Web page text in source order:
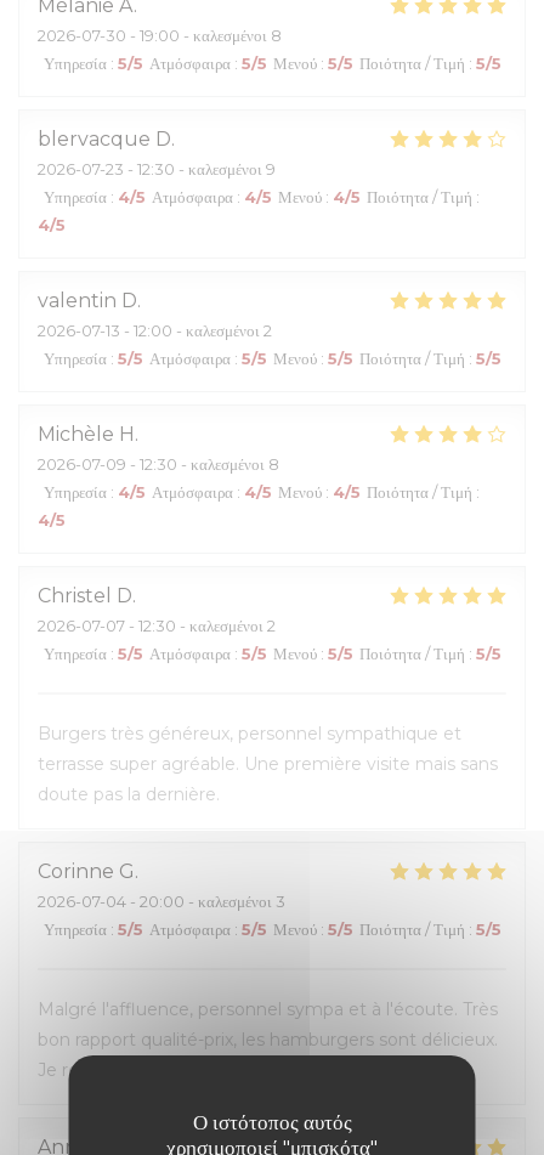
Ο ιστότοπος αυτός
χρησιμοποιεί "μπισκότα"
Mélanie A
2026-07-30 - 19:00 - καλεσμένοι 8
Υπηρεσία : 5/5 Ατμόσφαιρα : 5/5 Μενού : 5/5 Ποιότητα / Τιμή : 5/5
blervacque D
2026-07-23 - 12:30 - καλεσμένοι 9
Υπηρεσία : 4/5 Ατμόσφαιρα : 4/5 Μενού : 4/5 Ποιότητα / Τιμή :
4/5
valentin D
2026-07-13 - 12:00 - καλεσμένοι 2
Υπηρεσία : 5/5 Ατμόσφαιρα : 5/5 Μενού : 5/5 Ποιότητα / Τιμή : 5/5
Michèle H
2026-07-09 - 12:30 - καλεσμένοι 8
Υπηρεσία : 4/5 Ατμόσφαιρα : 4/5 Μενού : 4/5 Ποιότητα / Τιμή :
4/5
Christel D
2026-07-07 - 12:30 - καλεσμένοι 2
Υπηρεσία : 5/5 Ατμόσφαιρα : 5/5 Μενού : 5/5 Ποιότητα / Τιμή : 5/5
Burgers très généreux, personnel sympathique et
terrasse super agréable. Une première visite mais sans
doute pas la dernière.
Corinne G
2026-07-04 - 20:00 - καλεσμένοι 3
Υπηρεσία : 5/5 Ατμόσφαιρα : 5/5 Μενού : 5/5 Ποιότητα / Τιμή : 5/5
Malgré l'affluence, personnel sympa et à l'écoute. Très
bon rapport qualité-prix, les hamburgers sont délicieux.
Je recommande.
Anna